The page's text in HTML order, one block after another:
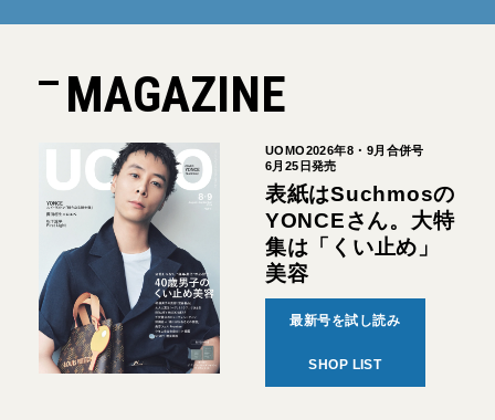
MAGAZINE
UOMO2026年8・9月合併号
6月25日発売
表紙はSuchmosの
YONCEさん。大特
集は「くい止め」
美容
最新号を試し読み
SHOP LIST